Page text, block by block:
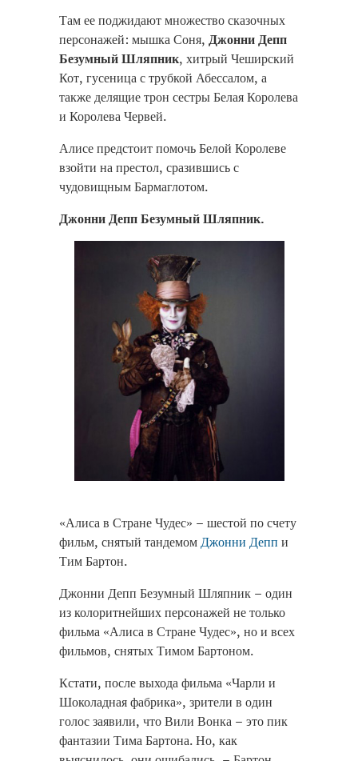
Там ее поджидают множество сказочных
персонажей: мышка Соня, Джонни Депп
Безумный Шляпник, хитрый Чеширский
Кот, гусеница с трубкой Абессалом, а
также делящие трон сестры Белая Королева
и Королева Червей.
Алисе предстоит помочь Белой Королеве
взойти на престол, сразившись с
чудовищным Бармаглотом.
Джонни Депп Безумный Шляпник.
«Алиса в Стране Чудес» – шестой по счету
фильм, снятый тандемомДжонни Депп и
Тим Бартон.
Джонни Депп Безумный Шляпник – один
из колоритнейших персонажей не только
фильма «Алиса в Стране Чудес», но и всех
фильмов, снятых Тимом Бартоном.
Кстати, после выхода фильма «Чарли и
Шоколадная фабрика», зрители в один
голос заявили, что Вили Вонка – это пик
фантазии Тима Бартона. Но, как